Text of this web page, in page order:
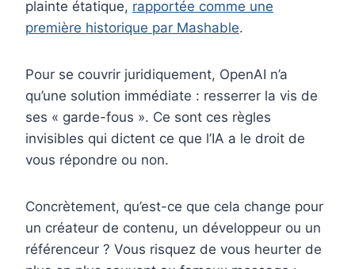
plainte étatique, rapportée comme une
première historique par Mashable.
Pour se couvrir juridiquement, OpenAI n’a
qu’une solution immédiate : resserrer la vis de
ses « garde-fous ». Ce sont ces règles
invisibles qui dictent ce que l’IA a le droit de
vous répondre ou non.
Concrètement, qu’est-ce que cela change pour
un créateur de contenu, un développeur ou un
référenceur ? Vous risquez de vous heurter de